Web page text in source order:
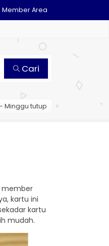
Member Area
Cari
Minggu tutup
member
kartu ini
kartu
mudah.